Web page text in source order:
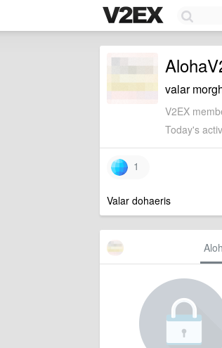
valar
V2EX
Today's
1
Valar dohaeris